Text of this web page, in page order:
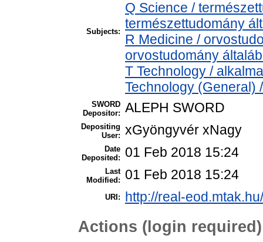
Subjects:
Q Science /
természettudomány
R Medicine /
orvostudomány
T Technology /
Technology (General)
SWORD
Depositor: ALEPH SWORD
Depositing
User: xGyöngyvér xNagy
Date
Deposited:
01 Feb 2018 15:24
Last
Modified:
01 Feb 2018 15:24
URI: http://real-
Actions (login required)